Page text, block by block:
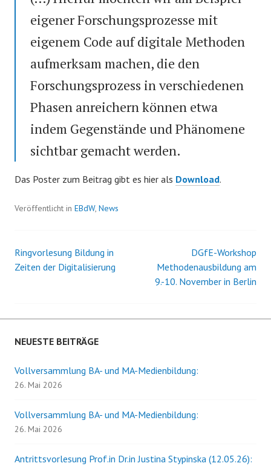
eigener Forschungsprozesse mit
eigenem Code auf digitale Methoden
aufmerksam machen, die den
Forschungsprozess in verschiedenen
Phasen anreichern können etwa
indem Gegenstände und Phänomene
sichtbar gemacht werden.
Das Poster zum Beitrag gibt es hier als Download.
Veröffentlicht in EBdW, News
Beitrags-
Ringvorlesung Bildung in
Zeiten der Digitalisierung
DGfE-Workshop
Methodenausbildung am
9.-10. November in Berlin
NEUESTE BEITRÄGE
Vollversammlung BA- und MA-Medienbildung:
26. Mai 2026
Vollversammlung BA- und MA-Medienbildung:
26. Mai 2026
Antrittsvorlesung Prof.in Dr.in Justina Stypinska (12.05.26):